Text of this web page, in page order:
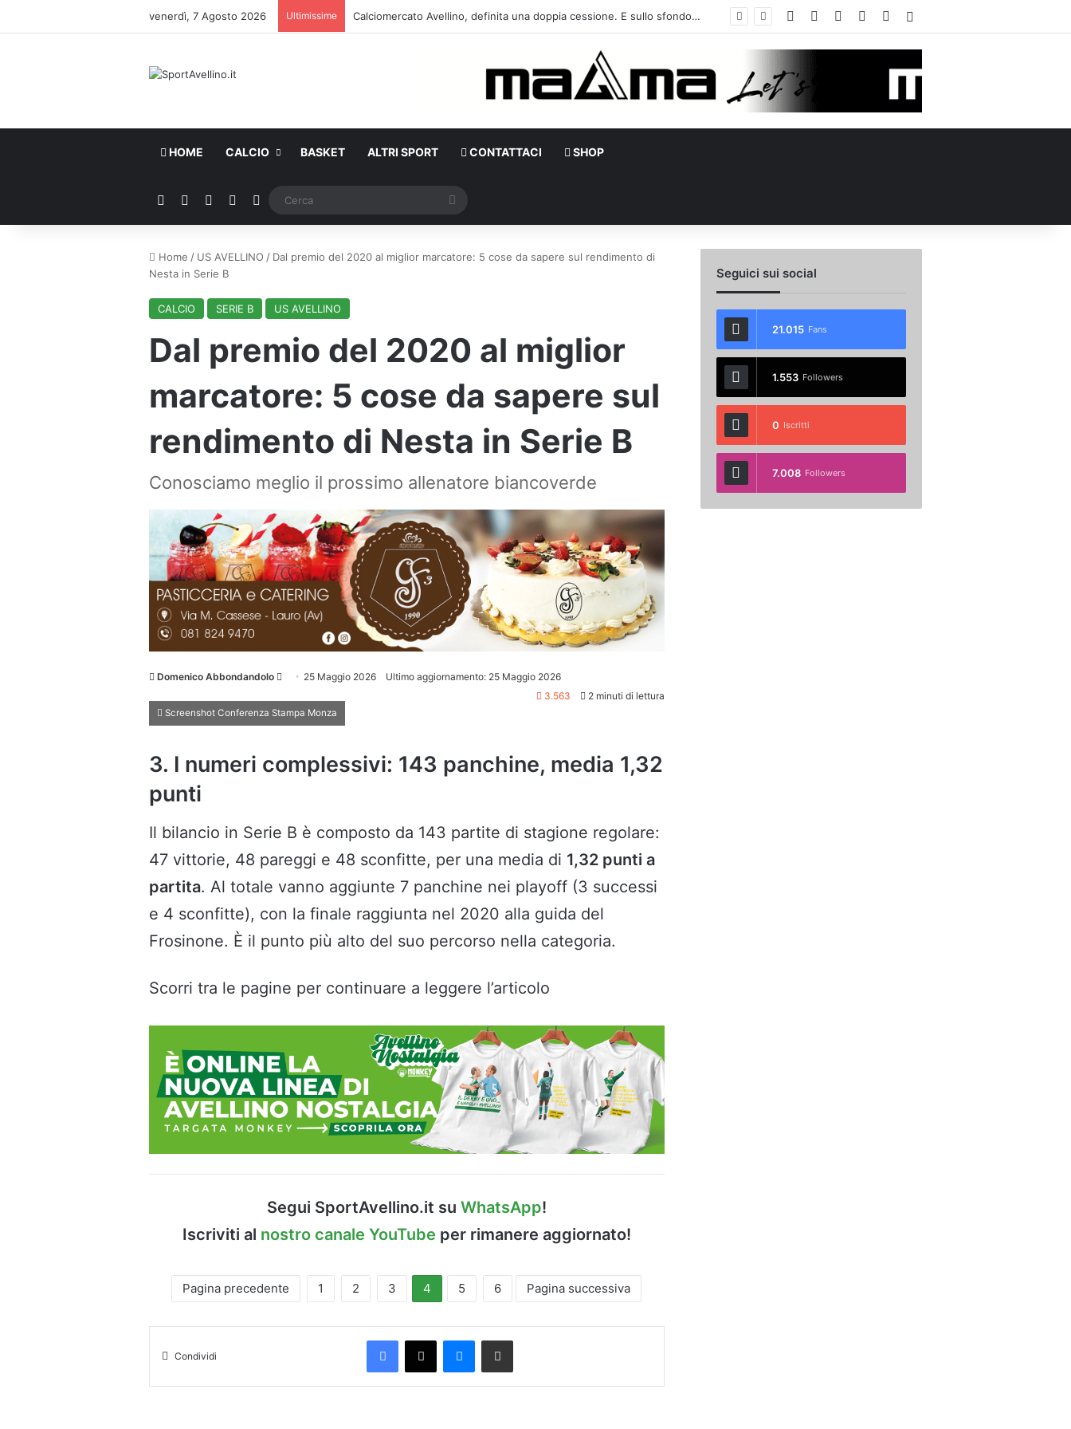
venerdì, 7 Agosto 2026 Ultimissime Facebook You TubeInstagramWhatsApp
HOME CALCIO BASKET ALTRI SPORT CONTATTACI SHOP
Facebook You TubeInstagram
WhatsApp Cerca
Home / US AVELLINO / Dal premio del 2020 al miglior marcatore: 5 cose da sapere sul rendimento di
Nesta in Serie B
CALCIO SERIE B US AVELLINO
Dal premio del 2020 al miglior
marcatore: 5 cose da sapere sul
rendimento di Nesta in Serie B
Conosciamo meglio il prossimo allenatore biancoverde
Domenico Abbondandolo
Invia 25 Maggio 2026
Ultimo aggiornamento: 25 Maggio 2026
3.563
2 minuti di lettura
Screenshot Conferenza Stampa Monza
3. I numeri complessivi: 143 panchine, media 1,32
punti
Il bilancio in Serie B è composto da 143 partite di stagione regolare:
47 vittorie, 48 pareggi e 48 sconfitte, per una media di 1,32 punti a
partita. Al totale vanno aggiunte 7 panchine nei playoff (3 successi
e 4 sconfitte), con la finale raggiunta nel 2020 alla guida del
Frosinone. È il punto più alto del suo percorso nella categoria.
Scorri tra le pagine per continuare a leggere l’articolo
Segui SportAvellino.it su WhatsApp!
Iscriviti al nostro canale YouTube per rimanere aggiornato!
Pagina precedente 1 2 3 4 5 6 Pagina successiva
Condividi
Facebook
X Messenger
Condividi via Email
Seguici sui social
21.015 Fans
1.553 Followers
0 Iscritti
7.008 Followers